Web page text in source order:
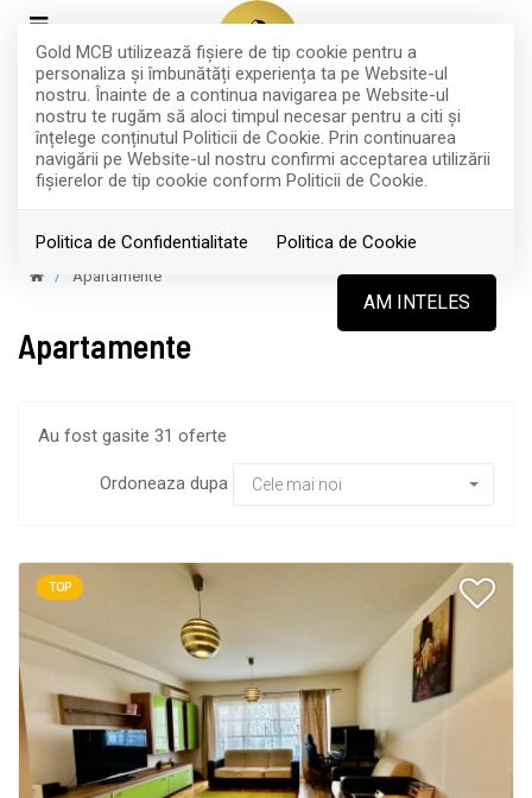
Gold MCB utilizează fişiere de tip cookie pentru a
personaliza și îmbunătăți experiența ta pe Website-ul
nostru. Înainte de a continua navigarea pe Website-ul
nostru te rugăm să aloci timpul necesar pentru a citi și
înțelege conținutul Politicii de Cookie. Prin continuarea
navigării pe Website-ul nostru confirmi acceptarea utilizării
fişierelor de tip cookie conform Politicii de Cookie.
Politica de Confidentialitate Politica de Cookie
AM INTELES
Filtreaza
Apartamente
Apartamente
Au fost gasite 31 oferte
Ordoneaza dupa Cele mai noi
TOP